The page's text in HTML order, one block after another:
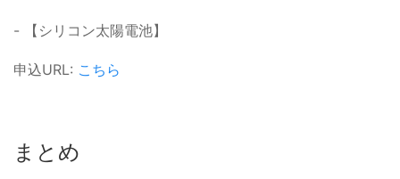
- 【シリコン太陽電池】
申込URL: こちら
まとめ